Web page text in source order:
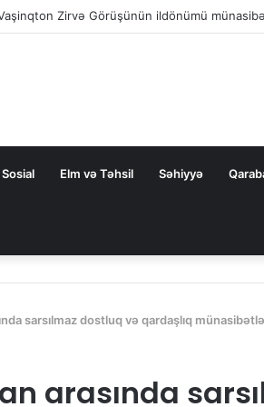
Zirvə Görüşünün ildönümü
Sosial Elm və Təhsil Səhiyyə
sarsılmaz dostluq və qardaşlıq
arasında